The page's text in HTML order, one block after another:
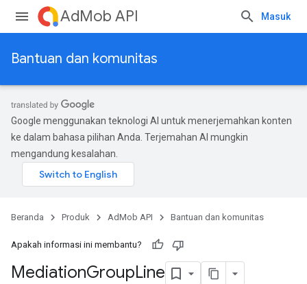
AdMob API Masuk
Bantuan dan komunitas
Google menggunakan teknologi AI untuk menerjemahkan konten
ke dalam bahasa pilihan Anda. Terjemahan AI mungkin
mengandung kesalahan.
Beranda Produk AdMob API Bantuan dan komunitas
Apakah informasi ini membantu?
MediationGroupLine